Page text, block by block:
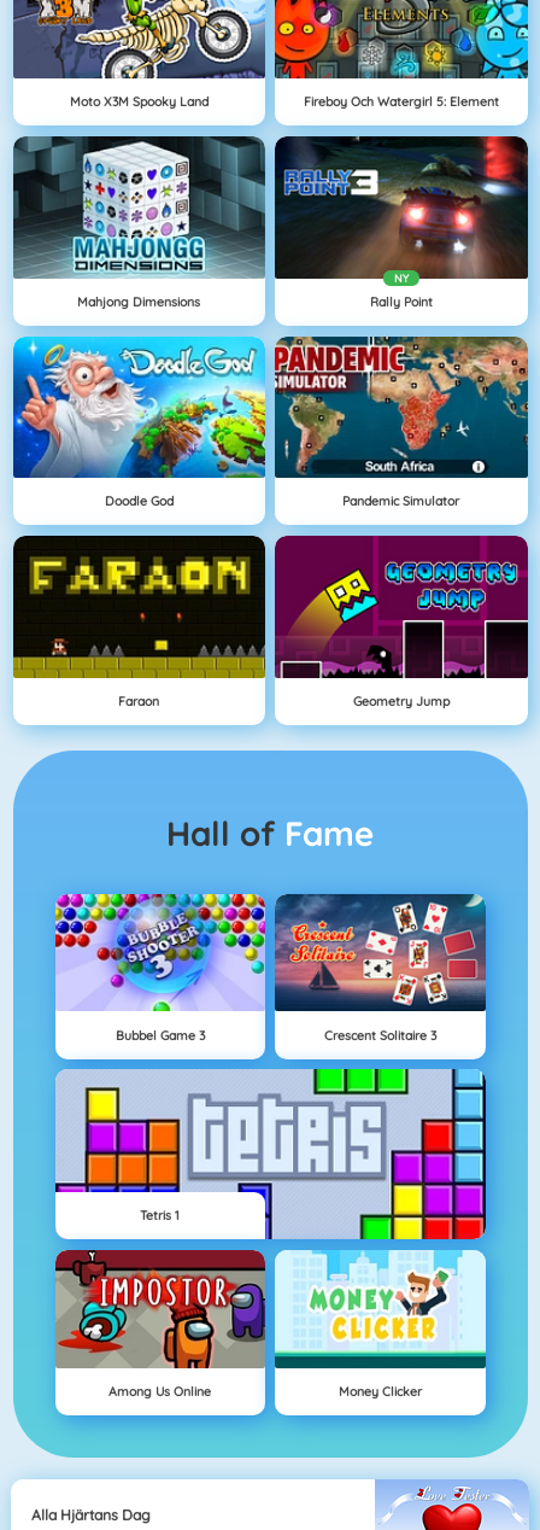
Moto X3M Spooky Land Fireboy Och Watergirl 5: Element
Mahjong Dimensions
NY
Rally Point
Doodle God Pandemic Simulator
Faraon Geometry Jump
Hall of Fame
Bubbel Game 3 Crescent Solitaire 3
Tetris 1
Among Us Online Money Clicker
Alla Hjärtans Dag